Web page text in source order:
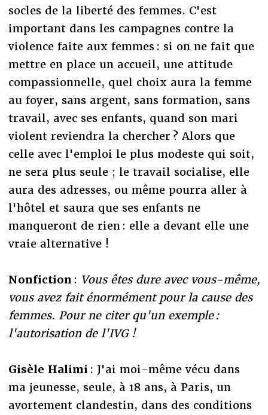
socles de la liberté des femmes. C'est
important dans les campagnes contre la
violence faite aux femmes : si on ne fait que
mettre en place un accueil, une attitude
compassionnelle, quel choix aura la femme
au foyer, sans argent, sans formation, sans
travail, avec ses enfants, quand son mari
violent reviendra la chercher ? Alors que
celle avec l'emploi le plus modeste qui soit,
ne sera plus seule ; le travail socialise, elle
aura des adresses, ou même pourra aller à
l'hôtel et saura que ses enfants ne
manqueront de rien : elle a devant elle une
vraie alternative !
Nonfiction : Vous êtes dure avec vous-même,
vous avez fait énormément pour la cause des
femmes. Pour ne citer qu'un exemple :
l'autorisation de l'IVG !
Gisèle Halimi : J'ai moi-même vécu dans
ma jeunesse, seule, à 18 ans, à Paris, un
avortement clandestin, dans des conditions